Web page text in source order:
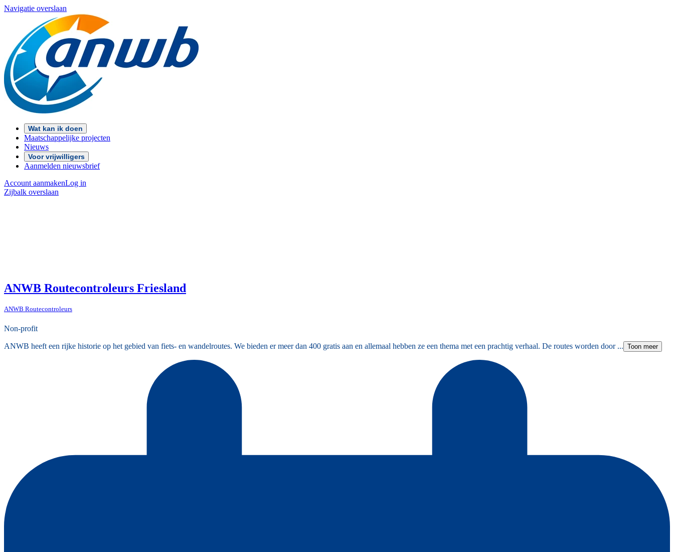
Navigatie overslaan
Wat kan ik doen
Maatschappelijke projecten
Nieuws
Voor vrijwilligers
Aanmelden nieuwsbrief
Account aanmakenLog in
Zijbalk overslaan
ANWB Routecontroleurs Friesland
ANWB Routecontroleurs
Non-profit
ANWB heeft een rijke historie op het gebied van fiets- en wandelroutes. We bieden er meer dan 400 gratis aan en allemaal hebben ze een thema met een prachtig verhaal. De routes worden door ... Toon meer